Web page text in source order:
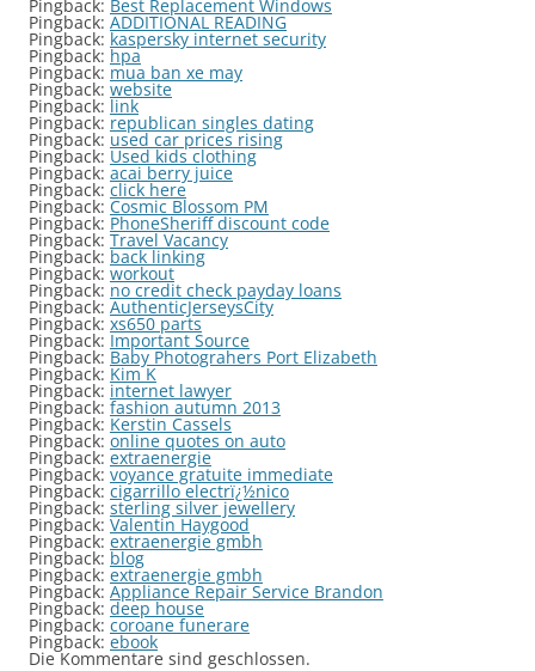
Pingback: Best Replacement Windows
Pingback: ADDITIONAL READING
Pingback: kaspersky internet security
Pingback: hpa
Pingback: mua ban xe may
Pingback: website
Pingback: link
Pingback: republican singles dating
Pingback: used car prices rising
Pingback: Used kids clothing
Pingback: acai berry juice
Pingback: click here
Pingback: Cosmic Blossom PM
Pingback: PhoneSheriff discount code
Pingback: Travel Vacancy
Pingback: back linking
Pingback: workout
Pingback: no credit check payday loans
Pingback: AuthenticJerseysCity
Pingback: xs650 parts
Pingback: Important Source
Pingback: Baby Photograhers Port Elizabeth
Pingback: Kim K
Pingback: internet lawyer
Pingback: fashion autumn 2013
Pingback: Kerstin Cassels
Pingback: online quotes on auto
Pingback: extraenergie
Pingback: voyance gratuite immediate
Pingback: cigarrillo electrï¿½nico
Pingback: sterling silver jewellery
Pingback: Valentin Haygood
Pingback: extraenergie gmbh
Pingback: blog
Pingback: extraenergie gmbh
Pingback: Appliance Repair Service Brandon
Pingback: deep house
Pingback: coroane funerare
Pingback: ebook
Die Kommentare sind geschlossen.